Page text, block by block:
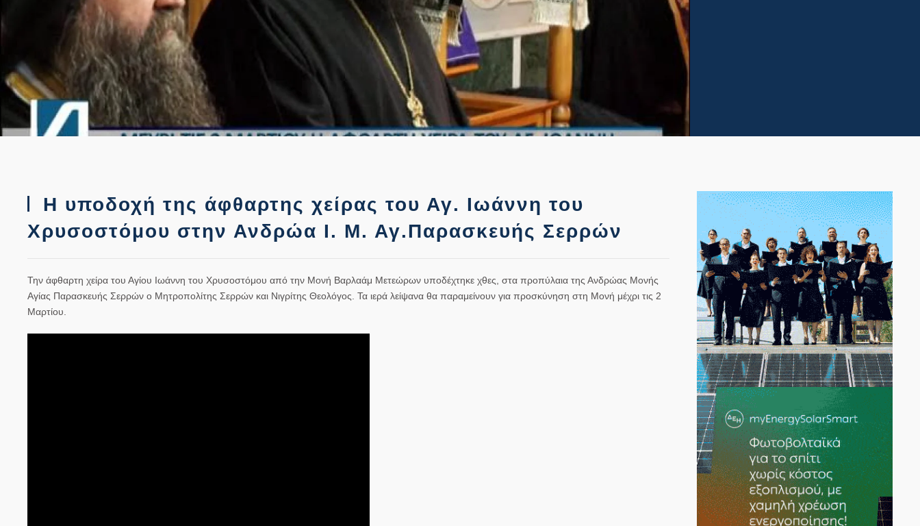
Η υποδοχή της άφθαρτης χείρας του Αγ. Ιωάννη του
Χρυσοστόμου στην Ανδρώα Ι. Μ. Αγ.Παρασκευής Σερρών
Την άφθαρτη χείρα του Αγίου Ιωάννη του Χρυσοστόμου από την Μονή Βαρλαάμ Μετεώρων υποδέχτηκε χθες, στα προπύλαια της Ανδρώας Μονής
Αγίας Παρασκευής Σερρών ο Μητροπολίτης Σερρών και Νιγρίτης Θεολόγος. Τα ιερά λείψανα θα παραμείνουν για προσκύνηση στη Μονή μέχρι τις 2
Μαρτίου.